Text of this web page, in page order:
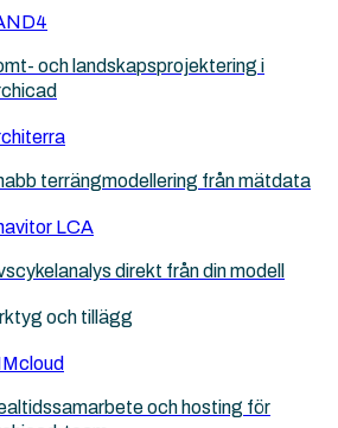
och landskapsprojektering i
terrängmodellering från mätdata
LCA
direkt från din modell
och tillägg
och hosting för